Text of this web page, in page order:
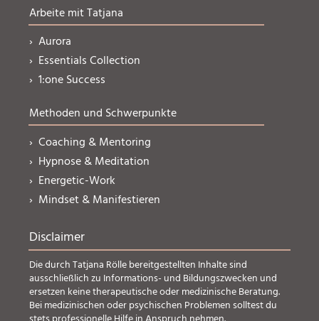
Arbeite mit Tatjana
› Aurora
› Essentials Collection
› 1:one Success
Methoden und Schwerpunkte
› Coaching & Mentoring
› Hypnose & Meditation
› Energetic-Work
› Mindset & Manifestieren
Disclaimer
Die durch Tatjana Rölle bereitgestellten Inhalte sind
ausschließlich zu Informations- und Bildungszwecken und
ersetzen keine therapeutische oder medizinische Beratung.
Bei medizinischen oder psychischen Problemen solltest du